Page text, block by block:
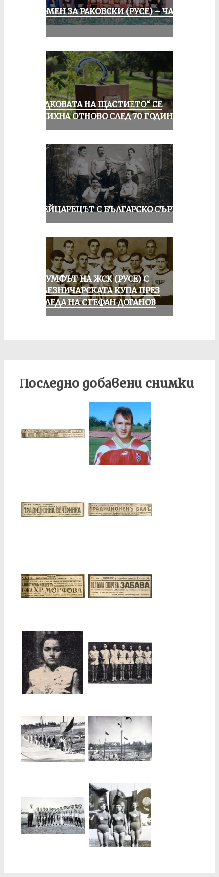
СПОМЕН ЗА РАКОВСКИ (РУСЕ) – ЧАСТ
„ПОДКОВАТА НА ЩАСТИЕТО“ СЕ
УСМИХНА ОТНОВО СЛЕД 70 ГОДИНИ
ШВЕЙЦАРЕЦЪТ С БЪЛГАРСКО СЪРЦЕ
ТРИУМФЪТ НА ЖСК (РУСЕ) С
ЖЕЛЕЗНИЧАРСКАТА КУПА ПРЕЗ
ПОГЛЕДА НА СТЕФАН ДОГАНОВ
Последно добавени снимки